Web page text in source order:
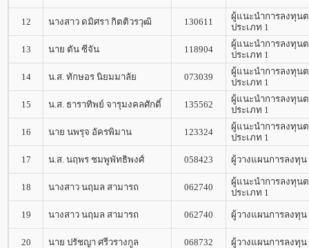
12 นางสาว ดมิศรา กิตติวรวุฒิ 130611
ผู้แนะนำการลงทุน
ประเภท 1
13 นาย ตัน ซีจัน 118904
ผู้แนะนำการลงทุน
ประเภท 1
14 น.ส. ทักษอร นิยมมาลัย 073039
ผู้แนะนำการลงทุน
ประเภท 1
15 น.ส. ธาราทิพย์ จารุมงคลศักดิ์ 135562
ผู้แนะนำการลงทุน
ประเภท 1
16 นาย นพรุจ อัครพิมาน 123324
ผู้แนะนำการลงทุน
ประเภท 1
17 น.ส. นฤพร ชมพูพัทธิพงศ์ 058423 ผู้วางแผนการลงทุน
18 นางสาว นฤมล สามารถ 062740
ผู้แนะนำการลงทุน
ประเภท 1
19 นางสาว นฤมล สามารถ 062740 ผู้วางแผนการลงทุน
20 นาย ปรัชญา ศรีวรางกูล 068732 ผู้วางแผนการลงทุน